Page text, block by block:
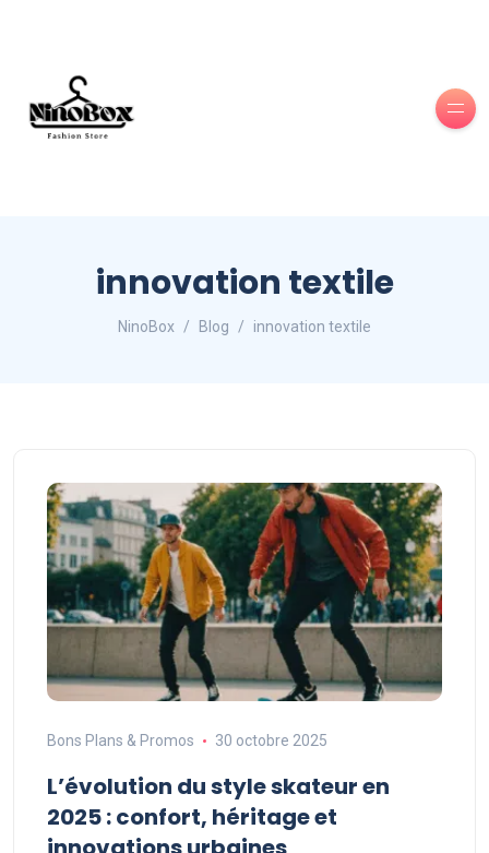
innovation textile
NinoBox Blog innovation textile
Bons Plans & Promos 30 octobre 2025
L’évolution du style skateur en
2025 : confort, héritage et